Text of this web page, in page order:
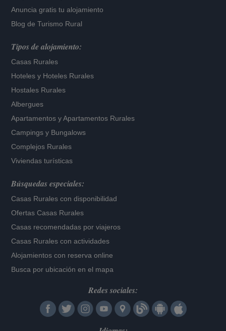
Anuncia gratis tu alojamiento
Blog de Turismo Rural
Tipos de alojamiento:
Casas Rurales
Hoteles y Hoteles Rurales
Hostales Rurales
Albergues
Apartamentos yApartamentos Rurales
Campings y Bungalows
Complejos Rurales
Viviendas turísticas
Búsquedas especiales:
Casas Rurales con disponibilidad
Ofertas Casas Rurales
Casas recomendadas por viajeros
Casas Rurales con actividades
Alojamientos con reserva online
Busca por ubicación en el mapa
Redes sociales: